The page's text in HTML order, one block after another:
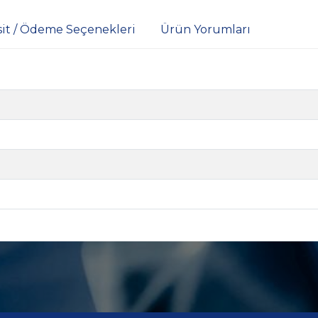
/ Ödeme Seçenekleri Ürün Yorumları